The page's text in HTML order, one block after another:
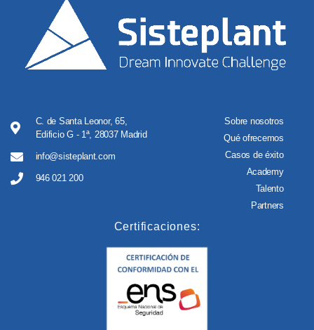
C. de Santa Leonor, 65,
Edificio G - 1ª, 28037 Madrid
info@sisteplant.com
946 021 200
Sobre nosotros
Qué ofrecemos
Casos de éxito
Academy
Talento
Partners
Certificaciones: